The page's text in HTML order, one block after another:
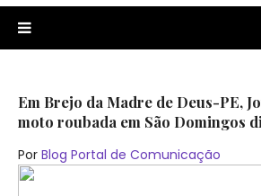
Em Brejo da Madre de Deus-PE,
moto roubada em São Domingos
Por Blog Portal de Comunicação